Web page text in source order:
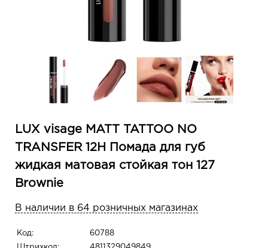
LUX visage MATT TATTOO NO
TRANSFER 12H Помада для губ
жидкая матовая стойкая тон 127
Brownie
В наличии в 64 розничных магазинах
Код: 60788